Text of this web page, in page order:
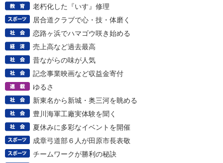
老朽化した『いす』修理
居合道クラブで心・技・体磨く
恋路ヶ浜でハマゴウ咲き始める
売上高など過去最高
昔ながらの味が人気
記念事業映画など収益金寄付
ゆるさ
新東名から新城・奥三河を眺める
豊川海軍工廠実体験を聞く
夏休みに多彩なイベントを開催
成章弓道部６人が田原市長表敬
チームワークが勝利の秘訣